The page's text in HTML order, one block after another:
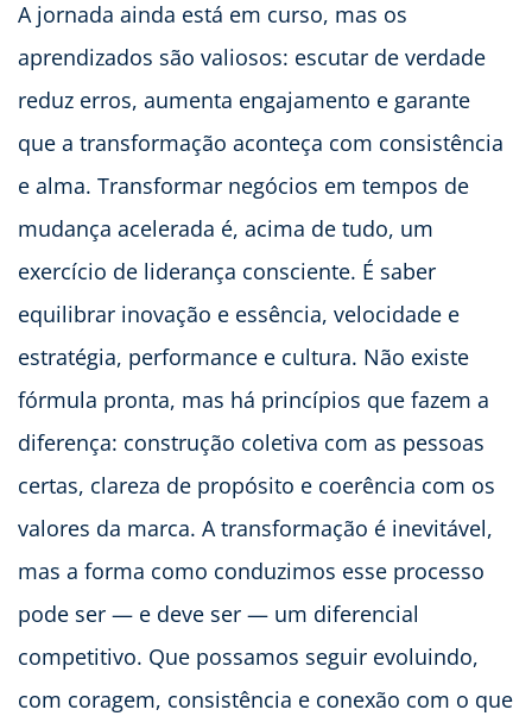
A jornada ainda está em curso, mas os
aprendizados são valiosos: escutar de verdade
reduz erros, aumenta engajamento e garante
que a transformação aconteça com consistência
e alma. Transformar negócios em tempos de
mudança acelerada é, acima de tudo, um
exercício de liderança consciente. É saber
equilibrar inovação e essência, velocidade e
estratégia, performance e cultura. Não existe
fórmula pronta, mas há princípios que fazem a
diferença: construção coletiva com as pessoas
certas, clareza de propósito e coerência com os
valores da marca. A transformação é inevitável,
mas a forma como conduzimos esse processo
pode ser — e deve ser — um diferencial
competitivo. Que possamos seguir evoluindo,
com coragem, consistência e conexão com o que